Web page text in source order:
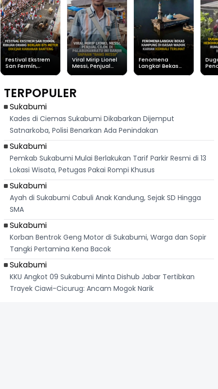
Festival Ekstrem
San Fermín,
Banteng
Viral Mirip Lionel
Messi, Penjual
"Bang Messi"
Fenomena
Langka! Bekas
TERPOPULER
Sukabumi
Kades di Ciemas Sukabumi Dikabarkan Dijemput
Satnarkoba, Polisi Benarkan Ada Penindakan
Sukabumi
Pemkab Sukabumi Mulai Berlakukan Tarif Parkir Resmi di 13
Lokasi Wisata, Petugas Pakai Rompi Khusus
Sukabumi
Ayah di Sukabumi Cabuli Anak Kandung, Sejak SD Hingga
SMA
Sukabumi
Korban Bentrok Geng Motor di Sukabumi, Warga dan Sopir
Tangki Pertamina Kena Bacok
Sukabumi
KKU Angkot 09 Sukabumi Minta Dishub Jabar Tertibkan
Trayek Ciawi-Cicurug: Ancam Mogok Narik